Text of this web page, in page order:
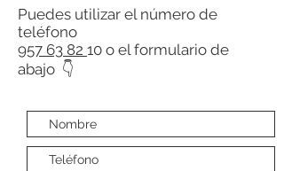
Puedes utilizar el número de
teléfono
957 63 82 10 o el formulario de
abajo 👇